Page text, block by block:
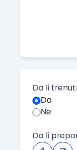
Da li
Da
Ne
Da li